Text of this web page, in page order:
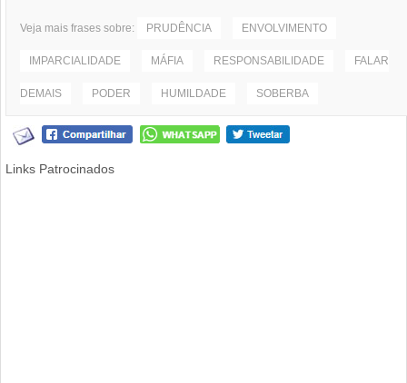
Veja mais frases sobre: PRUDÊNCIA ENVOLVIMENTO
IMPARCIALIDADE MÁFIA RESPONSABILIDADE FALAR
DEMAIS PODER HUMILDADE SOBERBA
Links Patrocinados